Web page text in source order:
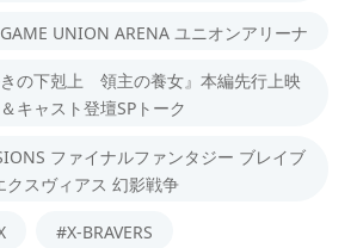
UNION ARENA ユニオンアリーナ
の下剋上 領主の養女』本編先行上映
キャスト登壇SPトーク
ファイナルファンタジー ブレイブ
クスヴィアス 幻影戦争
#X-BRAVERS